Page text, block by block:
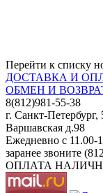
Перейти к списку
ДОСТАВКА И
ОБМЕН И
8(812)981-55-38
г. Санкт-
Варшавская д.98
Ежедневно c 11.00-
заранее звоните
ОПЛАТА